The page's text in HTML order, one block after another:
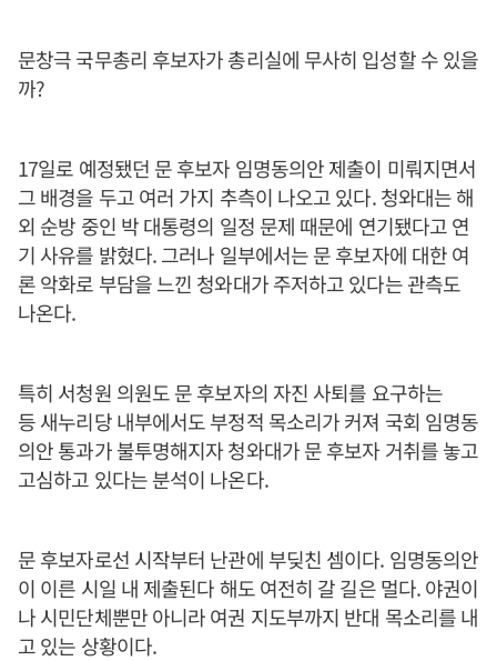
문창극 국무총리 후보자가 총리실에 무사히 입성할 수 있을
까?
17일로 예정됐던 문 후보자 임명동의안 제출이 미뤄지면서
그 배경을 두고 여러 가지 추측이 나오고 있다. 청와대는 해
외 순방 중인 박 대통령의 일정 문제 때문에 연기됐다고 연
기 사유를 밝혔다. 그러나 일부에서는 문 후보자에 대한 여
론 악화로 부담을 느낀 청와대가 주저하고 있다는 관측도
나온다.
특히 서청원 의원도 문 후보자의 자진 사퇴를 요구하는
등 새누리당 내부에서도 부정적 목소리가 커져 국회 임명동
의안 통과가 불투명해지자 청와대가 문 후보자 거취를 놓고
고심하고 있다는 분석이 나온다.
문 후보자로선 시작부터 난관에 부딪친 셈이다. 임명동의안
이 이른 시일 내 제출된다 해도 여전히 갈 길은 멀다. 야권이
나 시민단체뿐만 아니라 여권 지도부까지 반대 목소리를 내
고 있는 상황이다.